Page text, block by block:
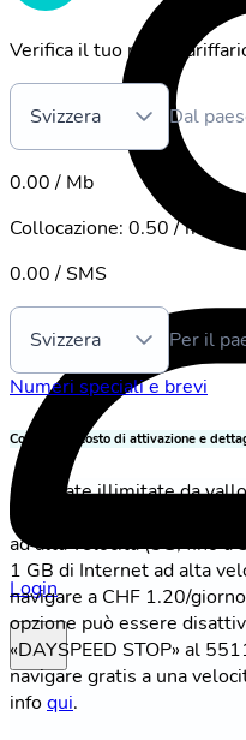
Login
Verifica il tuo piano
Svizzera Dal
0.00 / Mb
Collocazione: 0.50 / min.
0.00 / SMS
Svizzera
Per il
Numeri speciali e brevi
Condizioni, costo di attivazione e
Chiamate illimitate da
le reti svizzere. Internet
ad alta velocità (5G, fino
1 GB di Internet ad alta
navigare a CHF 1.20/
opzione può essere
«DAYSPEED STOP» al
navigare gratis a una
infoqui.